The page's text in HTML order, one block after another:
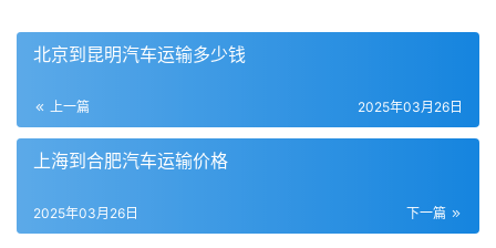
北京到昆明汽车运输多少钱
上一篇 2025年03月26日
上海到合肥汽车运输价格
下一篇
2025年03月26日